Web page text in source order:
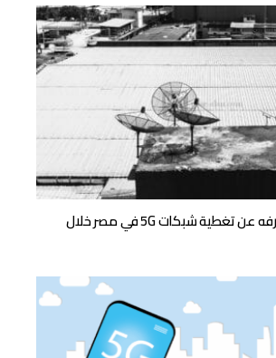
كل ما يجب أن تعرفه عن تغطية شبكات 5G في مصر خلال